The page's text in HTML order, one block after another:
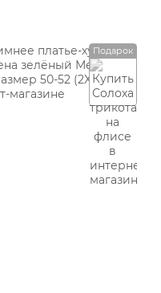
Подарок